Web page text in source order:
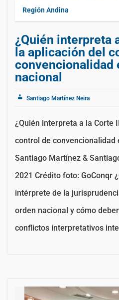
Región Andina
¿Quién interpreta
la aplicación del
convencionalidad
nacional
Santiago Martínez Neira
¿Quién interpreta a la Corte
control de convencionalidad
Santiago Martínez &
2021 Crédito foto: GoConqr
intérprete de la
orden nacional y cómo
conflictos interpretativos